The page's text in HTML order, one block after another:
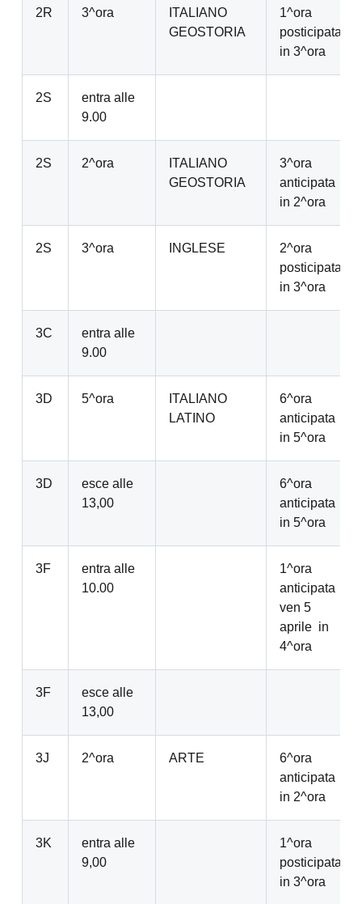
2R 3^ora
ITALIANO
GEOSTORIA
1^ora
posticipata
in 3^ora
2S
entra alle
9.00
2S 2^ora
ITALIANO
GEOSTORIA
3^ora
anticipata
in 2^ora
2S 3^ora INGLESE
2^ora
posticipata
in 3^ora
3C
entra alle
9.00
3D 5^ora
ITALIANO
LATINO
6^ora
anticipata
in 5^ora
3D
esce alle
13,00
6^ora
anticipata
in 5^ora
3F
entra alle
10.00
1^ora
anticipata
ven 5
aprile in
4^ora
3F
esce alle
13,00
3J 2^ora ARTE
6^ora
anticipata
in 2^ora
3K
entra alle
9,00
1^ora
posticipata
in 3^ora